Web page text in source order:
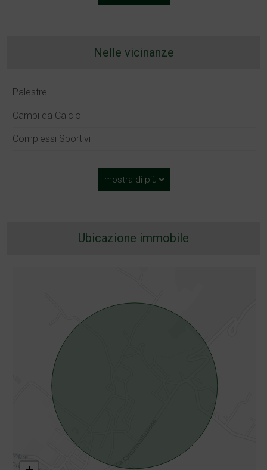
Nelle vicinanze
Palestre
Campi da Calcio
Complessi Sportivi
mostra di più
Ubicazione immobile